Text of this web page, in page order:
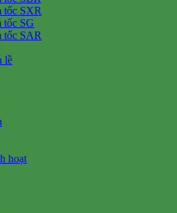
tốc SXR
tốc SG
tốc SAR
lề
hoạt